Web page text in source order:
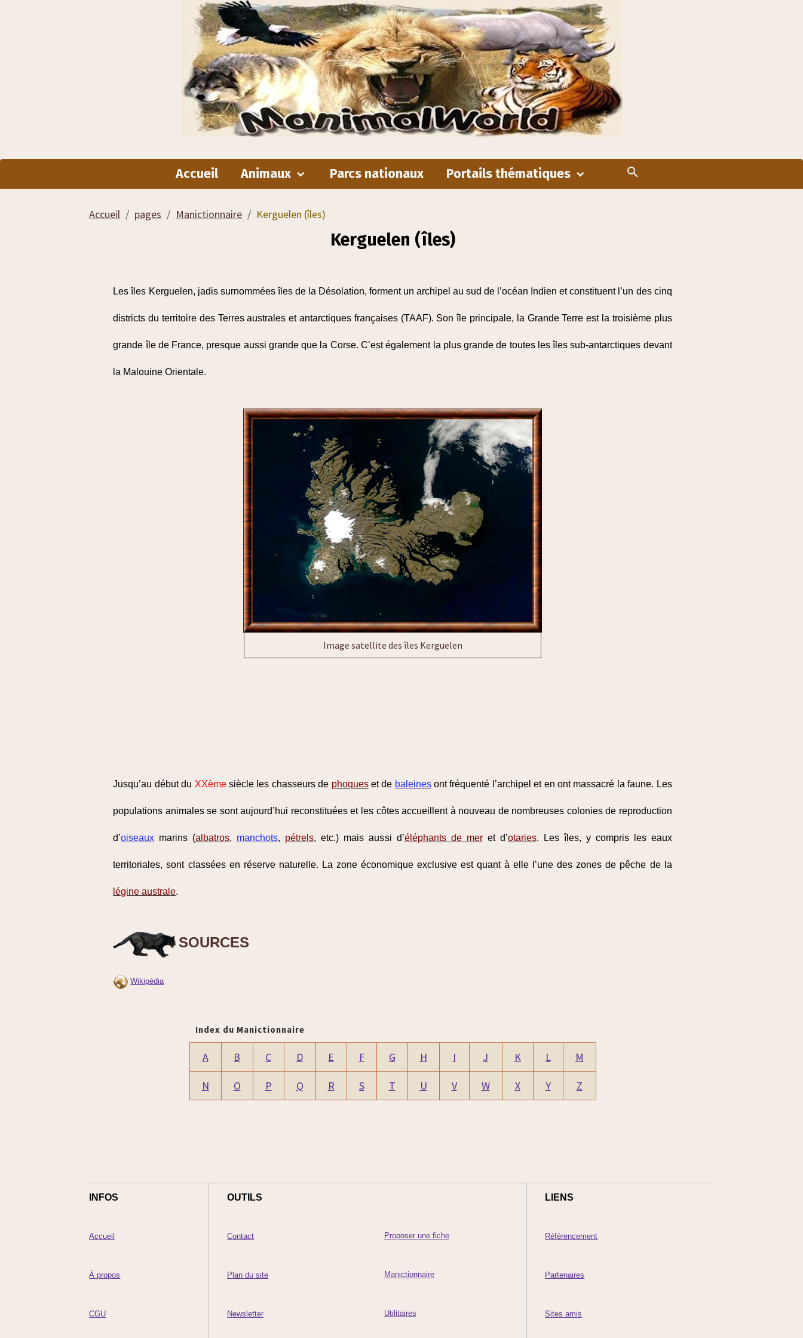
Accueil Animaux Parcs nationaux Portails thématiques
Accueil pages Manictionnaire Kerguelen (îles)
Kerguelen (îles)
Les îles Kerguelen, jadis surnommées îles de la Désolation, forment un archipel au sud de l’océan Indien et constituent l’un des cinq
districts du territoire des Terres australes et antarctiques françaises (TAAF). Son île principale, la Grande Terre est la troisième plus
grande île de France, presque aussi grande que la Corse. C’est également la plus grande de toutes les îles sub-antarctiques devant
la Malouine Orientale.
Image satellite des îles Kerguelen
Jusqu’au début du XXèmesiècle les chasseurs de phoqueset de baleinesont fréquenté l’archipel et en ont massacré la faune. Les
populations animales se sont aujourd’hui reconstituées et les côtes accueillent à nouveau de nombreuses colonies de reproduction
d’oiseaux marins (albatros, manchots, pétrels, etc.) mais aussi d’éléphants de meret d’otaries. Les îles, y compris les eaux
territoriales, sont classées en réserve naturelle. La zone économique exclusive est quant à elle l’une des zones de pêche de la
légine australe.
SOURCES
Wikipédia
Index du Manictionnaire
A B C D E F G H I J K L M
N O P Q R S T U V W X Y Z
INFOS
Accueil
À propos
CGU
OUTILS
Contact
Plan du site
Newsletter
Proposer une fiche
Manictionnaire
Utilitaires
LIENS
Référencement
Partenaires
Sites amis